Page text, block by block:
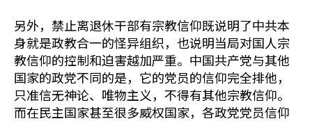
另外，禁止离退休干部有宗教信仰既说明了中共本
身就是政教合一的怪异组织，也说明当局对国人宗
教信仰的控制和迫害越加严重。中国共产党与其他
国家的政党不同的是，它的党员的信仰完全排他，
只准信无神论、唯物主义，不得有其他宗教信仰。
而在民主国家甚至很多威权国家，各政党党员信仰